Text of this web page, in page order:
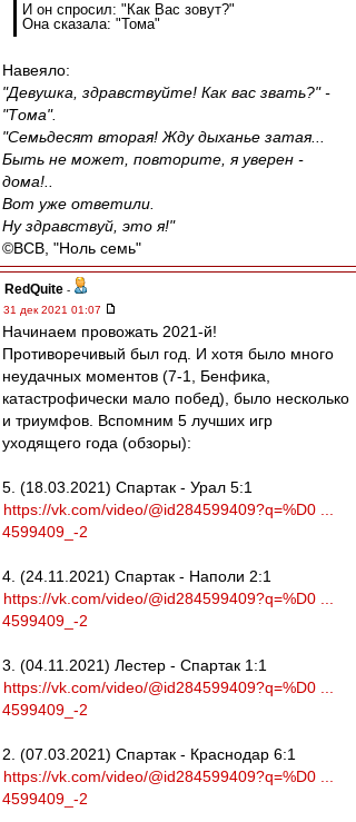
И он спросил: "Как Вас зовут?"
Она сказала: "Тома"
Навеяло:
"Девушка, здравствуйте! Как вас звать?" -
"Тома".
"Семьдесят вторая! Жду дыханье затая...
Быть не может, повторите, я уверен -
дома!..
Вот уже ответили.
Ну здравствуй, это я!"
©ВСВ, "Ноль семь"
RedQuite -
31 дек 2021 01:07
Начинаем провожать 2021-й!
Противоречивый был год. И хотя было много
неудачных моментов (7-1, Бенфика,
катастрофически мало побед), было несколько
и триумфов. Вспомним 5 лучших игр
уходящего года (обзоры):
5. (18.03.2021) Спартак - Урал 5:1
https://vk.com/video/@id284599409?q=%D0 ...
4599409_-2
4. (24.11.2021) Спартак - Наполи 2:1
https://vk.com/video/@id284599409?q=%D0 ...
4599409_-2
3. (04.11.2021) Лестер - Спартак 1:1
https://vk.com/video/@id284599409?q=%D0 ...
4599409_-2
2. (07.03.2021) Спартак - Краснодар 6:1
https://vk.com/video/@id284599409?q=%D0 ...
4599409_-2